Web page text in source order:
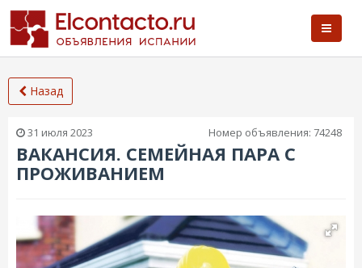
Назад
31 июля 2023 Номер объявления: 74248
ВАКАНСИЯ. СЕМЕЙНАЯ ПАРА С
ПРОЖИВАНИЕМ